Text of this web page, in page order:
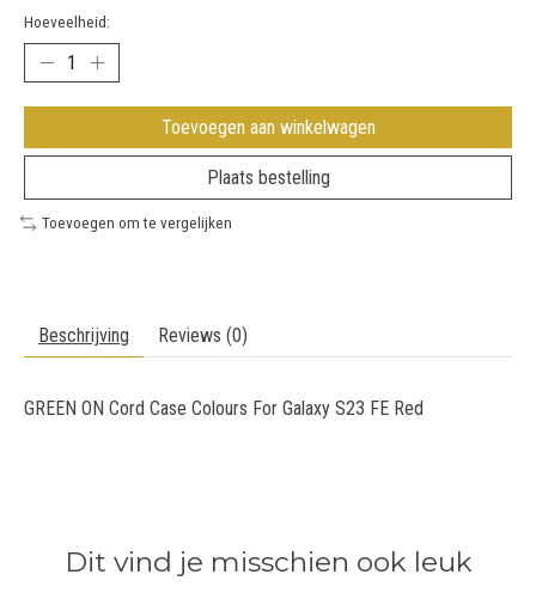
Hoeveelheid:
Toevoegen aan winkelwagen
Plaats bestelling
Toevoegen om te vergelijken
Beschrijving Reviews (0)
GREEN ON Cord Case Colours For Galaxy S23 FE Red
Dit vind je misschien ook leuk